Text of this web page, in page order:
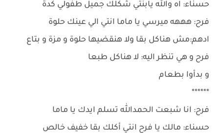
حسناء: اه والله يابنتي شكلك جميل طفولي كدة
فرح: هههه ميرسي يا ماما انتي الي عينك حلوة
ادهم:مش هناكل بقا ولا هنقضيها حلوة و مزة و بتاع
فرح و هي تنظر اليه: لا هناكل طبعا
و بدأوا بطعام
******
فرح: انا شبعت الحمدالله تسلم ايدك يا ماما
حسناء: مالك يا فرح انتي أكلك بقا خفيف خالص